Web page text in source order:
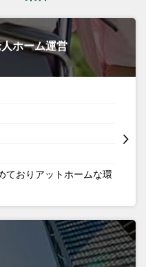
ホーム運営
ておりアットホームな環